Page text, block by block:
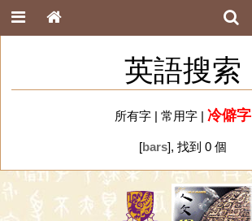
英語搜索
所有字| 常用字| 冷僻字
[bars], 找到 0 個